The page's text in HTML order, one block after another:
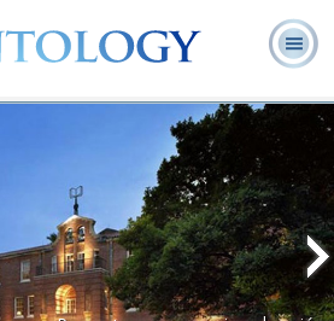
Preguntas
Frecuentes
Libros